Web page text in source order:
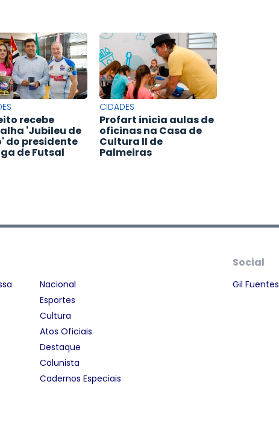
recebe
'Jubileu de
do presidente
de Futsal
CIDADES
Profart inicia aulas de
oficinas na Casa de
Cultura II de
Palmeiras
Nacional
Esportes
Cultura
Atos Oficiais
Destaque
Colunista
Cadernos Especiais
Social
Gil Fuentes